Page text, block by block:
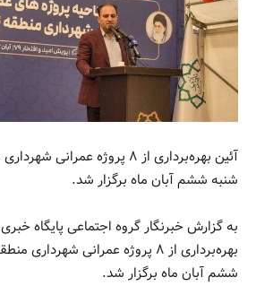
شنبه ششم آبان ماه برگزار شد.
به گزارش خبرنگار گروه اجتماعی پایگاه خبری
ششم آبان ماه برگزار شد.